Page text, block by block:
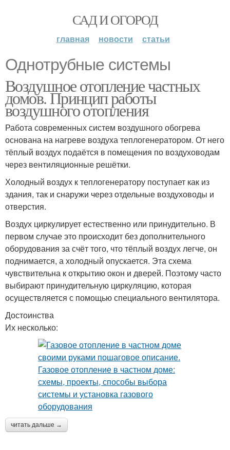
САД И ОГОРОД
главная новости статьи
Однотрубные системы
Воздушное отопление частных
домов. Принцип работы
воздушного отопления
Работа современных систем воздушного обогрева
основана на нагреве воздуха теплогенератором. От него
тёплый воздух подаётся в помещения по воздуховодам
через вентиляционные решётки.
Холодный воздух к теплогенератору поступает как из
здания, так и снаружи через отдельные воздуховоды и
отверстия.
Воздух циркулирует естественно или принудительно. В
первом случае это происходит без дополнительного
оборудования за счёт того, что тёплый воздух легче, он
поднимается, а холодный опускается. Эта схема
чувствительна к открытию окон и дверей. Поэтому часто
выбирают принудительную циркуляцию, которая
осуществляется с помощью специального вентилятора.
Достоинства
Их несколько:
читать дальше →